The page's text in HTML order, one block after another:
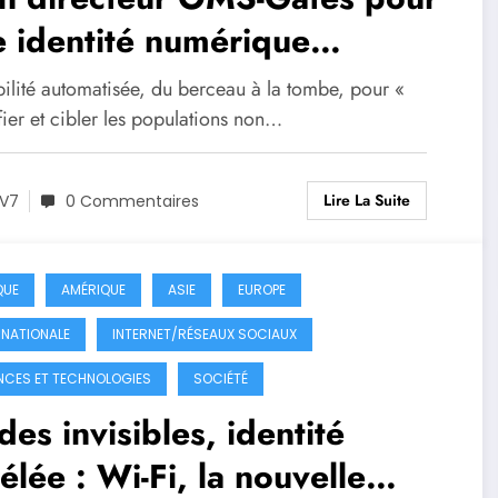
identité numérique
une surveillance
sur l’IA et un suivi
à vie pour chaque
automatisée, du berceau à la tombe, pour «
et cibler les populations non…
0 Commentaires Lire La Suite
AMÉRIQUE ASIE EUROPE
INTERNET/RÉSEAUX SOCIAUX
ET TECHNOLOGIES SOCIÉTÉ
invisibles, identité
: Wi-Fi, la nouvelle